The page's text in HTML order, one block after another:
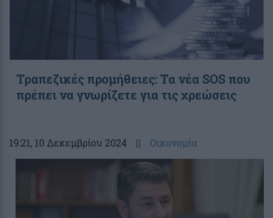
Τραπεζικές προμήθειες: Τα νέα SOS που
πρέπει να γνωρίζετε για τις χρεώσεις
19:21, 10 Δεκεμβρίου 2024 || Οικονομία